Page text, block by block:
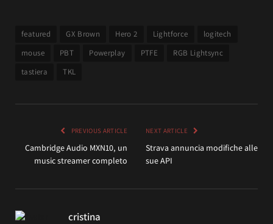
featured GX Brown Hero 2 Lightforce
logitech
mouse
PBT Powerplay PTFE
RGB Lightsync
tastiera
TKL
PREVIOUS ARTICLE
Cambridge Audio MXN10, un
music streamer completo
NEXT ARTICLE
Strava annuncia modifiche alle
sue API
cristina